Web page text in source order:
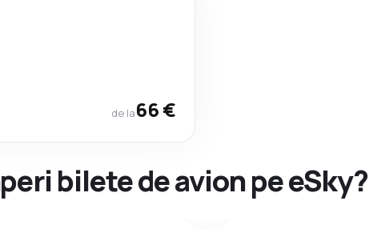
de la66 €
bilete de avion pe eSky?